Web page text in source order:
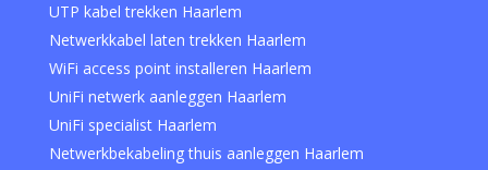
UTP kabel trekken Haarlem
Netwerkkabel laten trekken Haarlem
WiFi access point installeren Haarlem
UniFi netwerk aanleggen Haarlem
UniFi specialist Haarlem
Netwerkbekabeling thuis aanleggen Haarlem